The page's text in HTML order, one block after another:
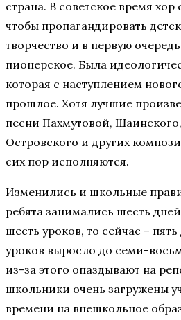
страна. В советское время хор
чтобы пропагандировать
творчество и в первую
пионерское. Была
которая с наступлением
прошлое. Хотя лучшие
песни Пахмутовой,
Островского и других
сих пор исполняются.
Изменились и школьные
ребята занимались шесть
шесть уроков, то сейчас –
уроков выросло до семи-
из-за этого опаздывают на
школьники очень загружены
времени на внешкольное